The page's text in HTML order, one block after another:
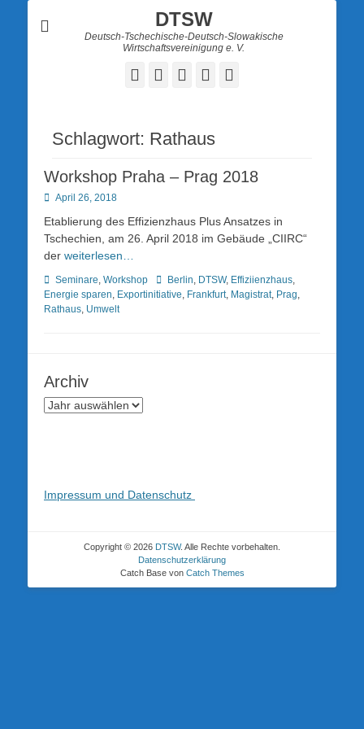
DTSW
Deutsch-Tschechische-Deutsch-Slowakische
Wirtschaftsvereinigung e. V.
Facebook
TwitterLinkedInYouTube
Schlagwort: Rathaus
Workshop Praha – Prag 2018
Posted
April 26, 2018
Etablierung des Effizienzhaus Plus Ansatzes in
Tschechien, am 26. April 2018 im Gebäude „CIIRC“
der weiterlesen…
Kategorien
Seminare, Workshop Schlagworte
Berlin, DTSW, Effiziienzhaus,
Energie sparen, Exportinitiative, Frankfurt, Magistrat, Prag,
Rathaus, Umwelt
Archiv
Impressum und Datenschutz
Copyright © 2026 DTSW. Alle Rechte vorbehalten.
Datenschutzerklärung
Catch Base von Catch Themes